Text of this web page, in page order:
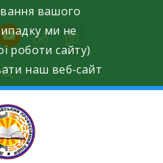
вашого
ми не
роботи сайту)
наш веб-сайт